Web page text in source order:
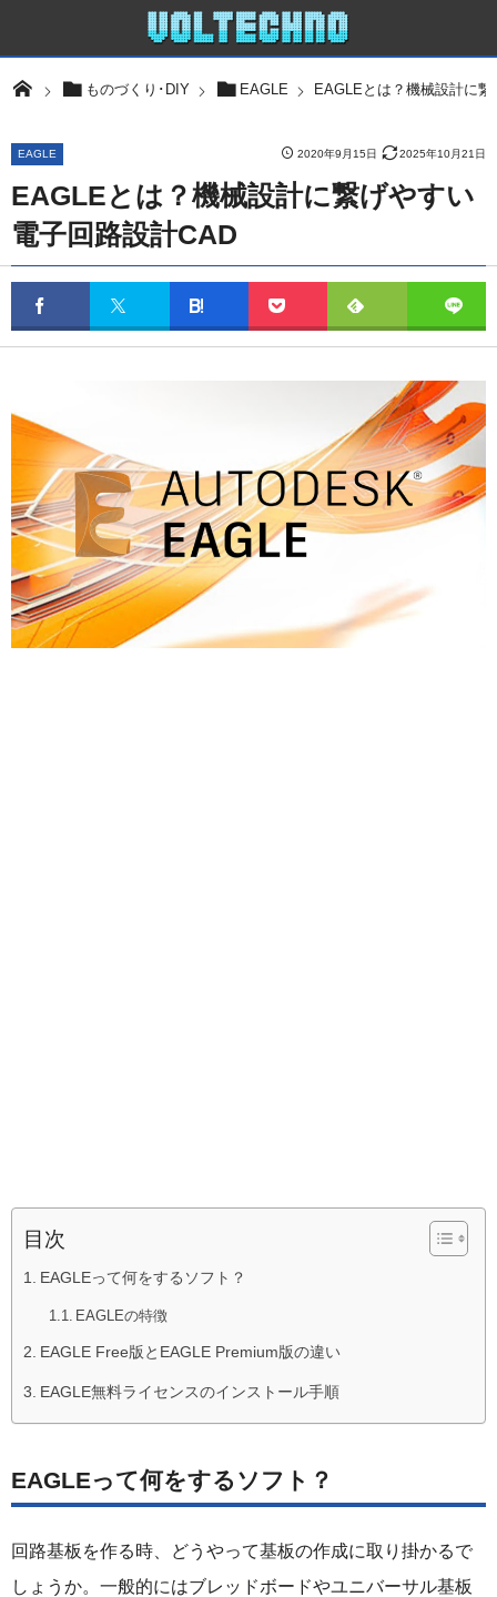
ものづくり･DIY EAGLE EAGLEとは？機械設計に
2020年9月15日 2025年10月21日
EAGLE
EAGLEとは？機械設計に繋げやすい
電子回路設計CAD
目次
EAGLEって何をするソフト？
EAGLEの特徴
EAGLE Free版とEAGLE Premium版の違い
EAGLE無料ライセンスのインストール手順
EAGLEって何をするソフト？
回路基板を作る時、どうやって基板の作成に取り掛かるで
しょうか。一般的にはブレッドボードやユニバーサル基板